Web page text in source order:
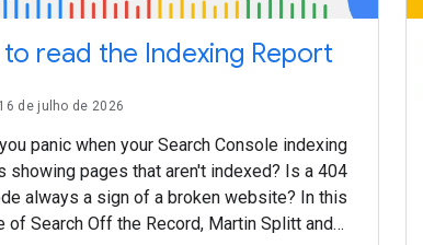
read the Indexing Report
de julho de 2026
panic when your Search Console indexing
showing pages that aren't indexed? Is a 404
always a sign of a broken website? In this
of Search Off the Record, Martin Splitt and